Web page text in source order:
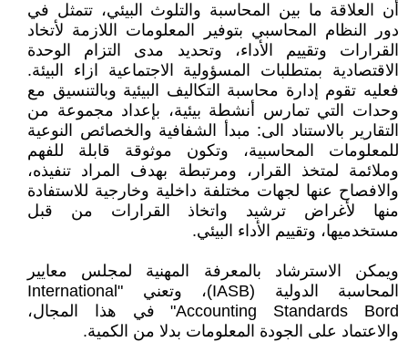
أن العلاقة ما بين المحاسبة والتلوث البيئي، تتمثل في
دور النظام المحاسبي بتوفير المعلومات اللازمة لأتخاد
القرارات وتقييم الأداء، وتحديد مدى التزام الوحدة
الاقتصادية بمتطلبات المسؤولية الاجتماعية ازاء البيئة.
فعليه تقوم إدارة محاسبة التكاليف البيئية وبالتنسيق مع
وحدات التي تمارس أنشطة بيئية، بإعداد مجموعة من
التقارير بالاستناد الى: مبدأ الشفافية والخصائص النوعية
للمعلومات المحاسبية، وتكون موثوقة قابلة للفهم
وملائمة لمتخذ القرار، ومرتبطة بهدف المراد تنفيذه،
والافصاح عنها لجهات مختلفة داخلية وخارجية للاستفادة
منها لأغراض ترشيد واتخاذ القرارات من قبل
مستخدميها، وتقييم الأداء البيئي.
ويمكن الاسترشاد بالمعرفة المهنية لمجلس معايير
المحاسبة الدولية (IASB)، وتعني "International
Accounting Standards Bord" في هذا المجال،
والاعتماد على الجودة المعلومات بدلا من الكمية.